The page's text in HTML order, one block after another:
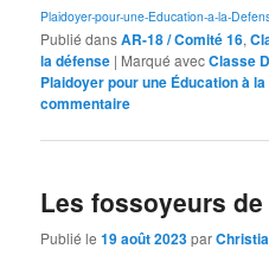
Plaidoyer-pour-une-Education-a-la-
Publié dansAR-18 / Comité 16,
la défense | Marqué avecClasse
Plaidoyer pour une Éducation à
commentaire
Les fossoyeurs de
Publié le19 août 2023par